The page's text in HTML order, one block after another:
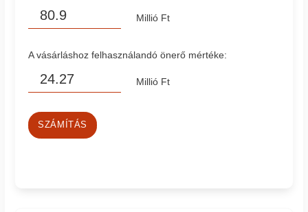
Millió Ft
A vásárláshoz felhasználandó önerő mértéke:
Millió Ft
SZÁMÍTÁS